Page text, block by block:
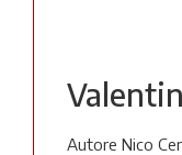
Autore Nico